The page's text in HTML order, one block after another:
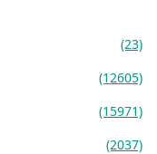
(23)
(12605)
(15971)
(2037)